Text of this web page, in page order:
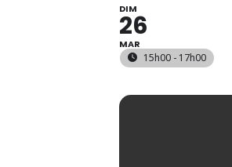
DIM
26
MAR
15h00 - 17h00